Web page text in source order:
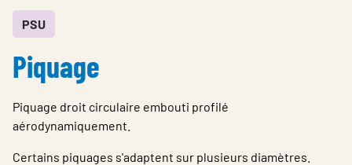
site
En vedette
À propos de Lindab
Downloads
Identification
PSU
Piquage
Piquage droit circulaire embouti profilé
aérodynamiquement.
Certains piquages s'adaptent sur plusieurs diamètres.